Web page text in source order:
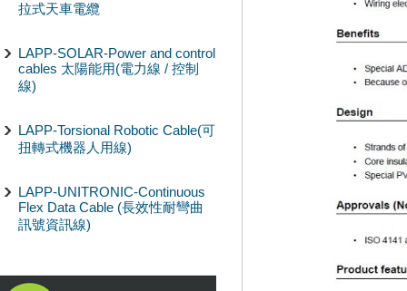
拉式天車電纜
LAPP-SOLAR-Power and control
cables 太陽能用(電力線 / 控制
線)
LAPP-Torsional Robotic Cable(可
扭轉式機器人用線)
LAPP-UNITRONIC-Continuous
Flex Data Cable (長效性耐彎曲
訊號資訊線)